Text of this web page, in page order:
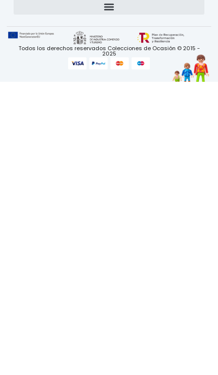
Todos los derechos reservados Colecciones de Ocasión © 2015 -
2025